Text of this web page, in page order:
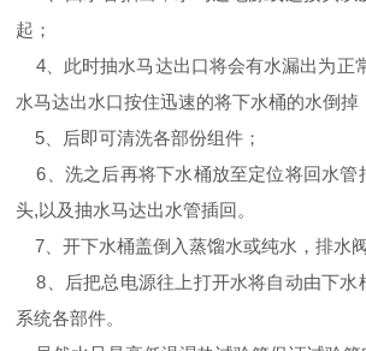
起；
4、此时抽水马达出口将会有水漏出为正
水马达出水口按住迅速的将下水桶的水倒掉
5、后即可清洗各部份组件；
6、洗之后再将下水桶放至定位将回水管
头,以及抽水马达出水管插回。
7、开下水桶盖倒入蒸馏水或纯水，排水
8、后把总电源往上打开水将自动由下水
系统各部件。